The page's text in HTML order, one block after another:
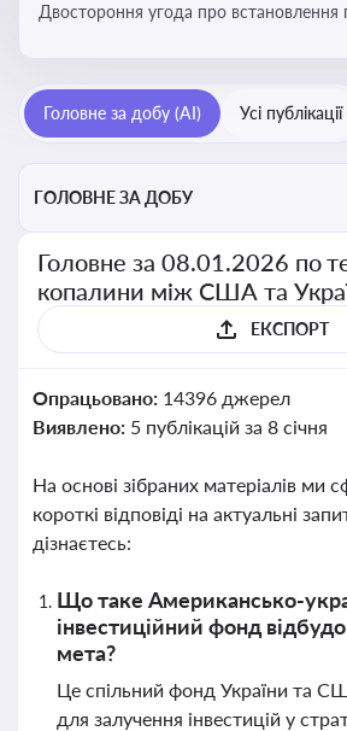
Двостороння угода про встановлення
перспективи України
Головне за добу (AI) Усі публікації
ГОЛОВНЕ ЗА ДОБУ
Головне за 08.01.2026 по
копалини між США та
ЕКСПОРТ
Опрацьовано: 14396 джерел
Виявлено: 5 публікацій за 8 січня
На основі зібраних матеріалів ми
короткі відповіді на актуальні
дізнаєтесь:
Що таке Американсько-
інвестиційний фонд
мета?
Це спільний фонд України та
для залучення інвестицій у